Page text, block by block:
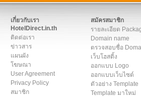
เกี่ยวกับเรา
HotelDirect.in.th
ติดต่อเรา
ข่าวสาร
แผนผัง
โฆษณา
User Agreement
Privacy Policy
สมาชิก
สมัครสมาชิก
รายละเอียด
Domain name
ตรวจสอบชื่อ
เว็บโฮสติ้ง
ออกแบบ Logo
ออกแบบเว็บไซต์
ตัวอย่าง Template
Template มาใหม่